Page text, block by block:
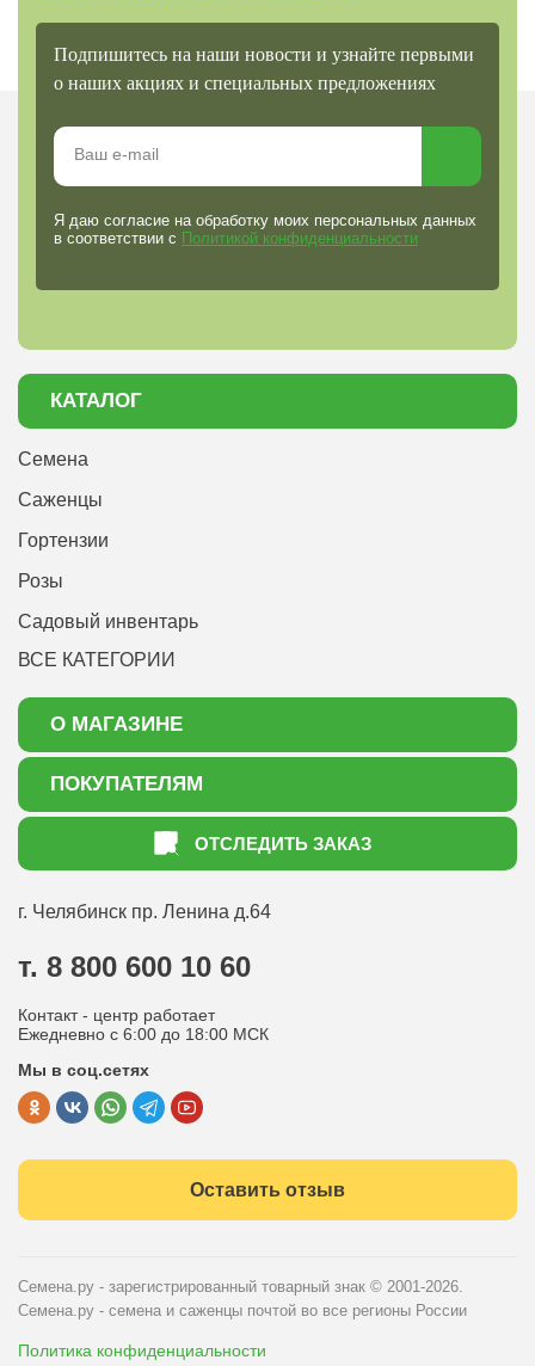
Подпишитесь на наши новости и узнайте первыми
о наших акциях и специальных предложениях
Я даю согласие на обработку моих персональных данных
в соответствии с Политикой конфиденциальности
КАТАЛОГ
Семена
Саженцы
Гортензии
Розы
Садовый инвентарь
ВСЕ КАТЕГОРИИ
О МАГАЗИНЕ
О нас
Акции
ПОКУПАТЕЛЯМ
Как оформить заказ
Статьи садоводу
Оптовым покупателям
Политика конфиденциальности
Публичная оферта
ОТСЛЕДИТЬ ЗАКАЗ
г. Челябинск пр. Ленина д.64
т. 8 800 600 10 60
Контакт - центр работает
Ежедневно с 6:00 до 18:00 МСК
Мы в соц.сетях
Оставить отзыв
Семена.ру - зарегистрированный товарный знак © 2001-2026.
Семена.ру - семена и саженцы почтой во все регионы России
Политика конфиденциальности